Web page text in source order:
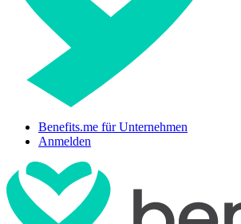
Benefits.me für Unternehmen
Anmelden